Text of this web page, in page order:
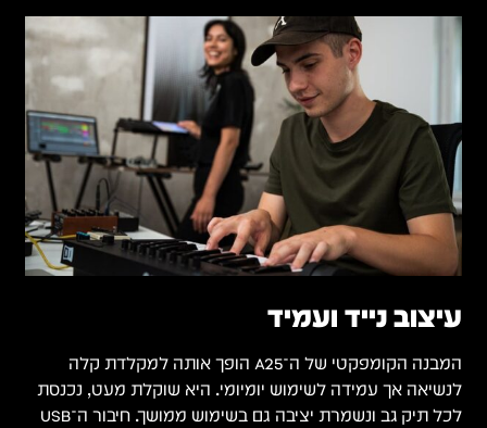
עיצוב נייד ועמיד
המבנה הקומפקטי של ה־A25 הופך אותה למקלדת קלה
לנשיאה אך עמידה לשימוש יומיומי. היא שוקלת מעט, נכנסת
לכל תיק גב ונשמרת יציבה גם בשימוש ממושך. חיבור ה־USB